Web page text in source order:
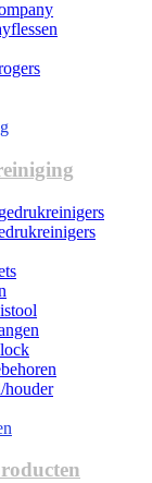
houder